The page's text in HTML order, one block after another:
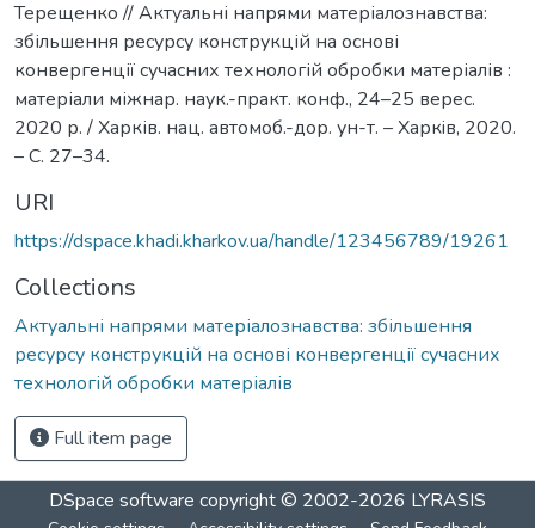
Терещенко // Актуальні напрями матеріалознавства:
збільшення ресурсу конструкцій на основі
конвергенції сучасних технологій обробки матеріалів :
матеріали міжнар. наук.-практ. конф., 24–25 верес.
2020 р. / Харків. нац. автомоб.-дор. ун-т. – Харкiв, 2020.
– С. 27–34.
URI
https://dspace.khadi.kharkov.ua/handle/123456789/19261
Collections
Актуальні напрями матеріалознавства: збільшення
ресурсу конструкцій на основі конвергенції сучасних
технологій обробки матеріалів
Full item page
DSpace software copyright © 2002-2026 LYRASIS